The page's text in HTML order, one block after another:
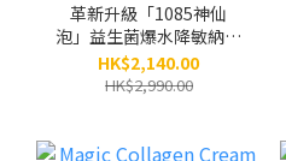
革新升級「1085神仙
泡」益生菌爆水降敏納米
泡沫微精華（150ml） /
5支（原價：$2,990）
HK$2,140.00
HK$2,990.00